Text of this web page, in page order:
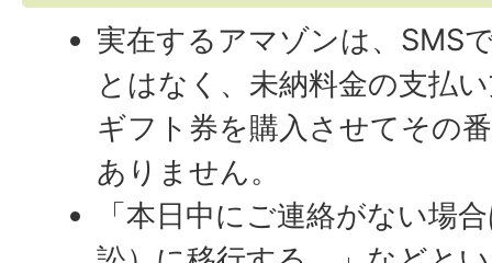
実在するアマゾンは、SMS
とはなく、未納料金の支払
ギフト券を購入させてその
ありません。
「本日中にご連絡がない場